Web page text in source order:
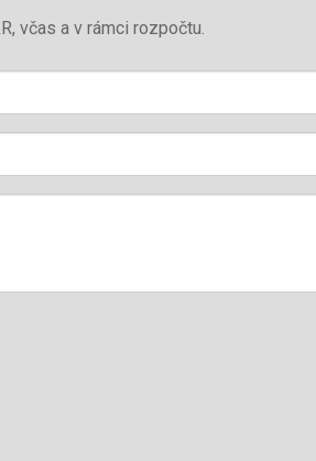
včas a v rámci rozpočtu.